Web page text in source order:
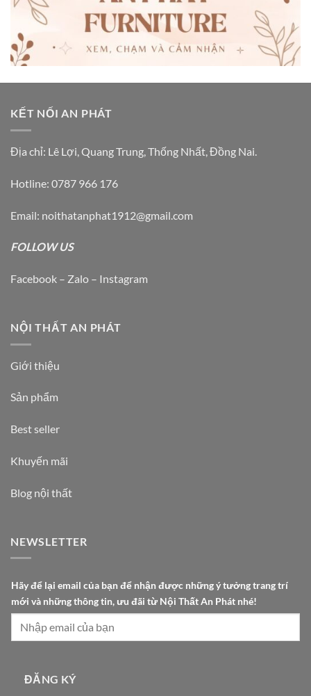
KẾT NỐI AN PHÁT
Địa chỉ: Lê Lợi, Quang Trung, Thống Nhất, Đồng Nai.
Hotline: 0787 966 176
Email: noithatanphat1912@gmail.com
FOLLOW US
Facebook – Zalo – Instagram
NỘI THẤT AN PHÁT
Giới thiệu
Sản phẩm
Best seller
Khuyến mãi
Blog nội thất
NEWSLETTER
i
Hãy để lại email của bạn để nhận được những ý tưởng trang trí
mới và những thông tin, ưu đãi từ Nội Thất An Phát nhé!
ĐĂNG KÝ